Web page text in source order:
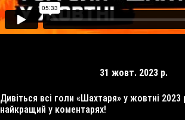
31 жовт. 2023 р.
Дивіться всі голи «Шахтаря» у жовтні 2023 року та обирайте
найкращий у коментарях!